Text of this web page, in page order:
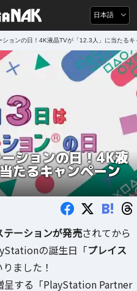
日本語
ションの日！4K液晶TVが「12.3人」に当たるキ
ションの日！4K液
たるキャンペーン
B!
ーションが発売されてから
の誕生日「プレイス
ました！
呈する「PlayStation Partner